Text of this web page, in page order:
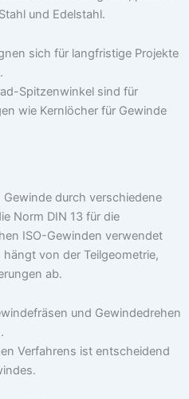
und Edelstahl.
sich für langfristige Projekte
Spitzenwinkel sind für
wie Kernlöcher für Gewinde
durch verschiedene
Norm DIN 13 für die
ISO-Gewinden verwendet
von der Teilgeometrie,
ab.
und Gewindedrehen
Verfahrens ist entscheidend